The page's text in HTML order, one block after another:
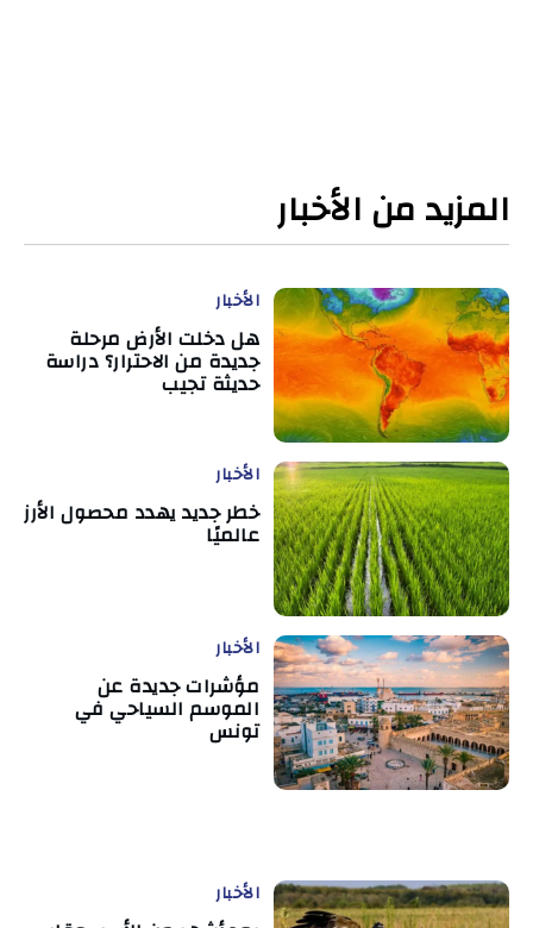
المزيد من الأخبار
الأخبار
هل دخلت الأرض مرحلة
جديدة من الاحترار؟ دراسة
حديثة تجيب
الأخبار
خطر جديد يهدد محصول الأرز
عالميًا
الأخبار
مؤشرات جديدة عن
الموسم السياحي في
تونس
الأخبار